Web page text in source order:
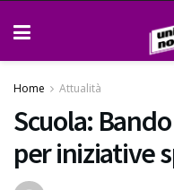
Home Attualità
Scuola:
per iniziative